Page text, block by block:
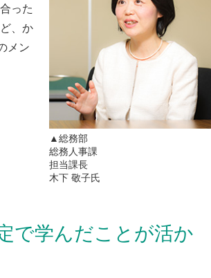
▲総務部
総務人事課
担当課長
木下 敬子氏
った
、か
メン
で学んだことが活か